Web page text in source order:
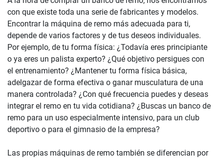
con que existe toda una serie de fabricantes y modelos.
Encontrar la máquina de remo más adecuada para ti,
depende de varios factores y de tus deseos individuales.
Por ejemplo, de tu forma física: ¿Todavía eres principiante
o ya eres un palista experto? ¿Qué objetivo persigues con
el entrenamiento? ¿Mantener tu forma física básica,
adelgazar de forma efectiva o ganar musculatura de una
manera controlada? ¿Con qué frecuencia puedes y deseas
integrar el remo en tu vida cotidiana? ¿Buscas un banco de
remo para un uso especialmente intensivo, para un club
deportivo o para el gimnasio de la empresa?
Las propias máquinas de remo también se diferencian por